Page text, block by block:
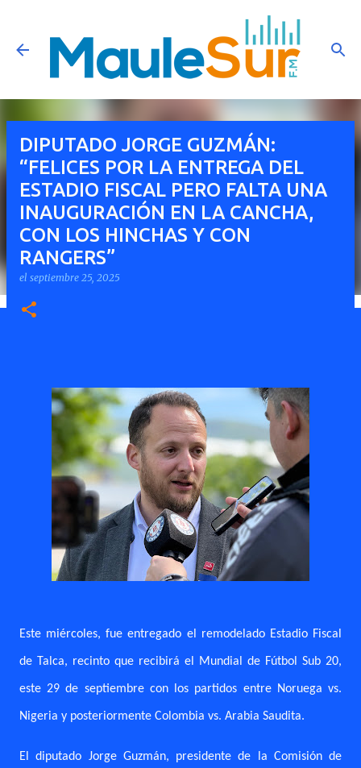
Ir al contenido principal
DIPUTADO JORGE GUZMÁN:
“FELICES POR LA ENTREGA DEL
ESTADIO FISCAL PERO FALTA UNA
INAUGURACIÓN EN LA CANCHA,
CON LOS HINCHAS Y CON
RANGERS”
el septiembre 25, 2025
Este miércoles, fue entregado el remodelado Estadio Fiscal
de Talca, recinto que recibirá el Mundial de Fútbol Sub 20,
este 29 de septiembre con los partidos entre Noruega vs.
Nigeria y posteriormente Colombia vs. Arabia Saudita.
El diputado Jorge Guzmán, presidente de la Comisión de